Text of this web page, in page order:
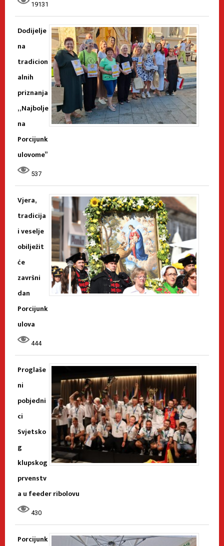
19131
Dodijelje
na
tradicion
alnih
priznanja
„Najbolje
na
Porcijunk
ulovome”
537
Vjera,
tradicija
i veselje
obilježit
će
završni
dan
Porcijunk
ulova
444
Proglaše
ni
pobjedni
ci
Svjetsko
g
klupskog
prvenstv
a u feeder ribolovu
430
Porcijunk